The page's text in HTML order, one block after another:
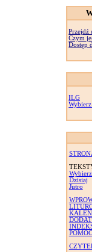
Przejdź
Czym
Dostęp
ILG
Dzisiaj
Jutro
POMOC